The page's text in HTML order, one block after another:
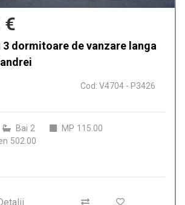
€
3 dormitoare de vanzare langa
Cod: V4704 - P3426
Bai 2 MP 115.00
502.00